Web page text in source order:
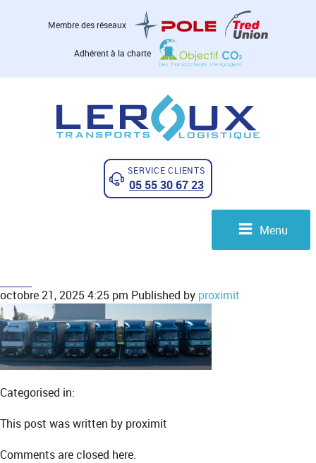
Membre des réseaux
Adhérent à la charte
SERVICE CLIENTS
05 55 30 67 23
Menu
octobre 21, 2025 4:25 pm Published by proximit
Categorised in:
This post was written by proximit
Comments are closed here.